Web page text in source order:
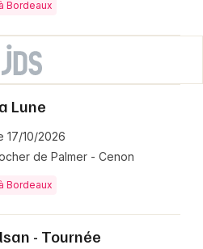
Bordeaux
Lune
17/10/2026
de Palmer - Cenon
Bordeaux
- Tournée